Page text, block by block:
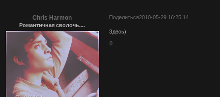
Поделиться2010-05-29 16:25:14
Chris Harmon
Романтичная сволочь....
Здесь)
0